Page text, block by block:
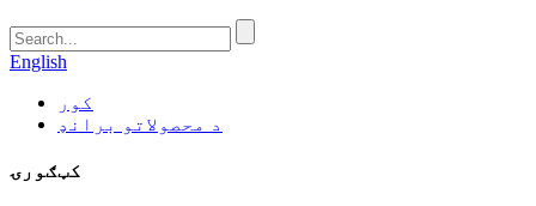
English
کور
د محصولاتو برانډ
کټګورۍ